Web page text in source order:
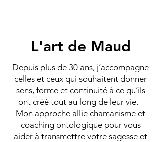
L'art de Maud
Depuis plus de 30 ans, j’accompagne
celles et ceux qui souhaitent donner
sens, forme et continuité à ce qu’ils
ont créé tout au long de leur vie.
Mon approche allie chamanisme et
coaching ontologique pour vous
aider à transmettre votre sagesse et